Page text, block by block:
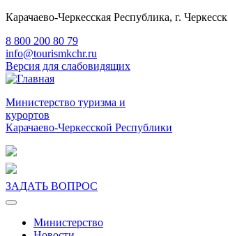
Карачаево-Черкесская Республика, г. Черкесск
8 800 200 80 79
info@tourismkchr.ru
Версия для слабовидящих
Министерство туризма и
курортов
Карачаево-Черкесской Республики
ЗАДАТЬ ВОПРОС
Министерство